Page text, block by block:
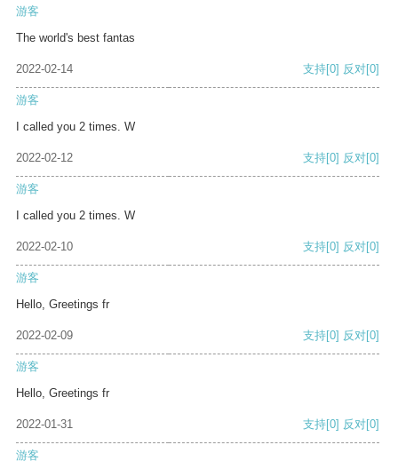
游客
The world's best fantas
2022-02-14 支持[0] 反对[0]
游客
I called you 2 times. W
2022-02-12 支持[0] 反对[0]
游客
I called you 2 times. W
2022-02-10 支持[0] 反对[0]
游客
Hello, Greetings fr
2022-02-09 支持[0] 反对[0]
游客
Hello, Greetings fr
2022-01-31 支持[0] 反对[0]
游客